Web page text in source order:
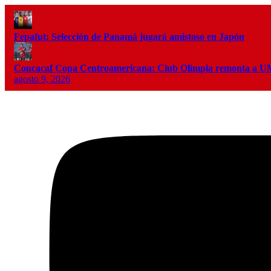
Fepafut: Selección de Panamá jugará amistoso en Japón
Concacaf Copa Centroamericana: Club Olimpia remonta a
agosto 9, 2026